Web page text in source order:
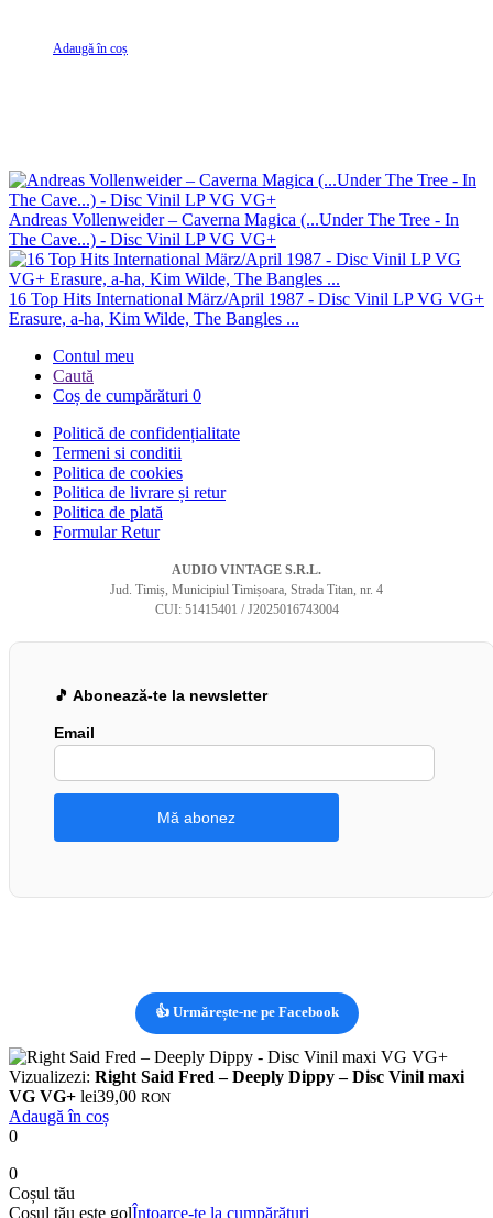
Adaugă în coș
Andreas Vollenweider – Caverna Magica (...Under The Tree - In
The Cave...) - Disc Vinil LP VG VG+
16 Top Hits International März/April 1987 - Disc Vinil LP VG VG+
Erasure, a-ha, Kim Wilde, The Bangles ...
Contul meu
Caută
Coș de cumpărături 0
Politică de confidențialitate
Termeni si conditii
Politica de cookies
Politica de livrare și retur
Politica de plată
Formular Retur
AUDIO VINTAGE S.R.L.
Jud. Timiș, Municipiul Timișoara, Strada Titan, nr. 4
CUI: 51415401 / J2025016743004
🎵 Abonează-te la newsletter
Email
👍 Urmărește-ne pe Facebook
Vizualizezi: Right Said Fred – Deeply Dippy – Disc Vinil maxi
VG VG+ lei39,00 RON
Adaugă în coș
0
0
Coșul tău
Coșul tău este golÎntoarce-te la cumpărături